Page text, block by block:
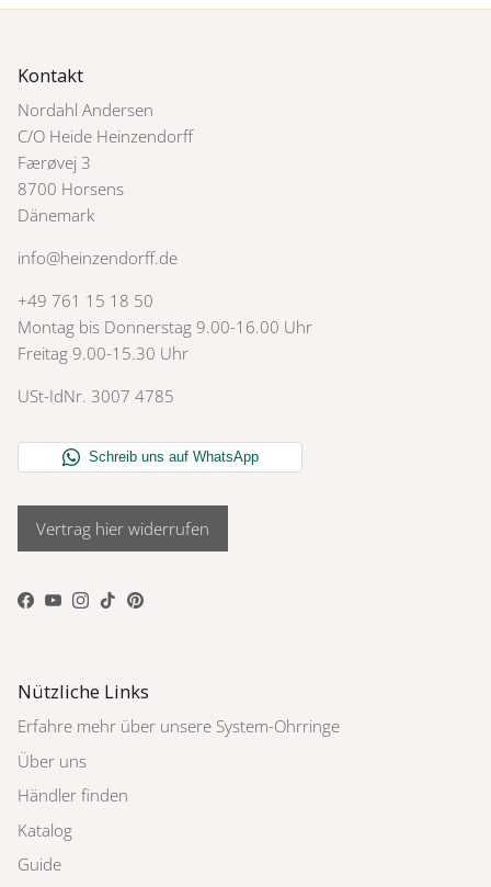
Kontakt
Nordahl Andersen
C/O Heide Heinzendorff
Færøvej 3
8700 Horsens
Dänemark
info@heinzendorff.de
+49 761 15 18 50
Montag bis Donnerstag 9.00-16.00 Uhr
Freitag 9.00-15.30 Uhr
USt-IdNr. 3007 4785
Vertrag hier widerrufen
Facebook
YouTube
Instagram
TikTokPinterest
Nützliche Links
Erfahre mehr über unsere System-Ohrringe
Über uns
Händler finden
Katalog
Guide